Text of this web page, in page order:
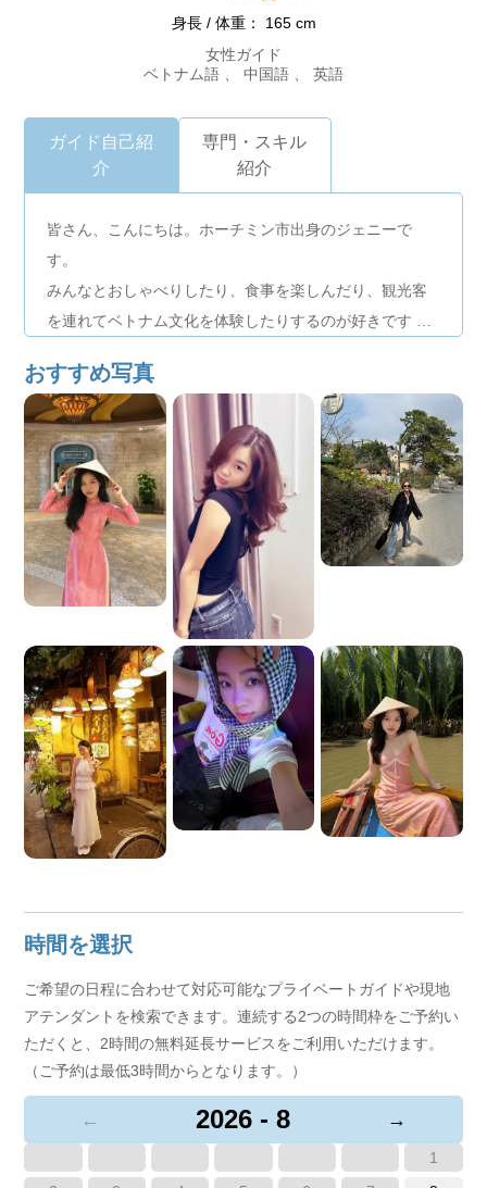
身長 / 体重： 165 cm
女性ガイド
ベトナム語 、 中国語 、 英語
ガイド自己紹
介
専門・スキル
紹介
皆さん、こんにちは。ホーチミン市出身のジェニーで
す。
みんなとおしゃべりしたり、食事を楽しんだり、観光客
を連れてベトナム文化を体験したりするのが好きです
験させていただければと思います。
おすすめ写真
時間を選択
ご希望の日程に合わせて対応可能なプライベートガイドや現地
アテンダントを検索できます。連続する2つの時間枠をご予約い
ただくと、2時間の無料延長サービスをご利用いただけます。
（ご予約は最低3時間からとなります。）
← 2026 - 8 →
1